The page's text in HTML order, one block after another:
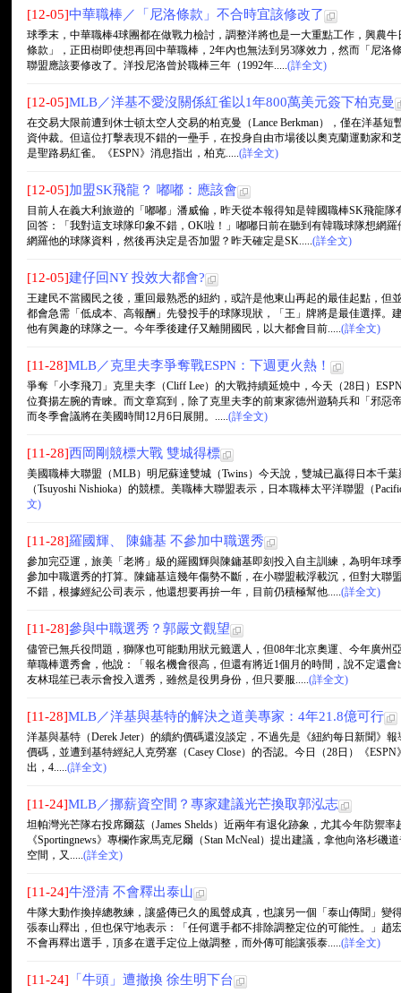
[12-05]中華職棒／「尼洛條款」不合時宜該修改了
球季末，中華職棒4球團都在做戰力檢討，調整洋將也是一大重點工作，興農
條款」，正田樹即使想再回中華職棒，2年內也無法到另3隊效力，然而「尼洛
聯盟應該要修改了。洋投尼洛曾於職棒三年（1992年.....(詳全文)
[12-05]MLB／洋基不愛沒關係紅雀以1年800萬美元簽下柏克曼
在交易大限前遭到休士頓太空人交易的柏克曼（Lance Berkman），僅在洋基
資仲裁。但這位打擊表現不錯的一壘手，在投身自由市場後以奧克蘭運動家和
是聖路易紅雀。《ESPN》消息指出，柏克.....(詳全文)
[12-05]加盟SK飛龍？ 嘟嘟：應該會
目前人在義大利旅遊的「嘟嘟」潘威倫，昨天從本報得知是韓國職棒SK飛龍
回答：「我對這支球隊印象不錯，OK啦！」嘟嘟日前在聽到有韓職球隊想網
網羅他的球隊資料，然後再決定是否加盟？昨天確定是SK.....(詳全文)
[12-05]建仔回NY 投效大都會?
王建民不當國民之後，重回最熟悉的紐約，或許是他東山再起的最佳起點，但
都會急需「低成本、高報酬」先發投手的球隊現狀，「王」牌將是最佳選擇。
他有興趣的球隊之一。今年季後建仔又離開國民，以大都會目前.....(詳全文)
[11-28]MLB／克里夫李爭奪戰ESPN：下週更火熱！
爭奪「小李飛刀」克里夫李（Cliff Lee）的大戰持續延燒中，今天（28日）
位賽揚左腕的青睞。而文章寫到，除了克里夫李的前東家德州遊騎兵和「邪惡
而冬季會議將在美國時間12月6日展開。.....(詳全文)
[11-28]西岡剛競標大戰 雙城得標
美國職棒大聯盟（MLB）明尼蘇達雙城（Twins）今天說，雙城已贏得日本千葉
（Tsuyoshi Nishioka）的競標。美職棒大聯盟表示，日本職棒太平洋聯盟（
文)
[11-28]羅國輝、 陳鏞基 不參加中職選秀
參加完亞運，旅美「老將」級的羅國輝與陳鏞基即刻投入自主訓練，為明年球
參加中職選秀的打算。陳鏞基這幾年傷勢不斷，在小聯盟載浮載沉，但對大聯
不錯，根據經紀公司表示，他還想要再拚一年，目前仍積極幫他.....(詳全文)
[11-28]參與中職選秀？郭嚴文觀望
儘管已無兵役問題，獅隊也可能動用狀元籤選人，但08年北京奧運、今年廣州
華職棒選秀會，他說：「報名機會很高，但還有將近1個月的時間，說不定還
友林琨笙已表示會投入選秀，雖然是役男身份，但只要服.....(詳全文)
[11-28]MLB／洋基與基特的解決之道美專家：4年21.8億可行
洋基與基特（Derek Jeter）的續約價碼還沒談定，不過先是《紐約每日新聞》
價碼，並遭到基特經紀人克勞塞（Casey Close）的否認。今日（28日）《
出，4.....(詳全文)
[11-24]MLB／挪薪資空間？專家建議光芒換取郭泓志
坦帕灣光芒隊右投席爾茲（James Shelds）近兩年有退化跡象，尤其今年防禦
《Sportingnews》專欄作家馬克尼爾（Stan McNeal）提出建議，拿他向洛杉磯
空間，又.....(詳全文)
[11-24]牛澄清 不會釋出泰山
牛隊大動作換掉總教練，讓盛傳已久的風聲成真，也讓另一個「泰山傳聞」變
張泰山釋出，但也保守地表示：「任何選手都不排除調整定位的可能性。」趙
不會再釋出選手，頂多在選手定位上做調整，而外傳可能讓張泰.....(詳全文)
[11-24] 「牛頭」遭撤換 徐生明下台